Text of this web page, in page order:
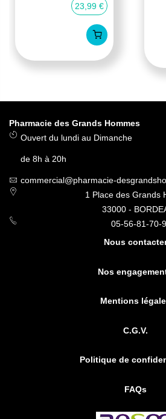
23,99 €
Pharmacie des Grands Hommes
Ouvert du lundi au Dimanche
de 8h à 20h
commercial@pharmacie-
1 Place des Grands
33000 -
05-56-81-70-
Nous
Nos
Mentions
C.G.V.
Politique de
FAQs